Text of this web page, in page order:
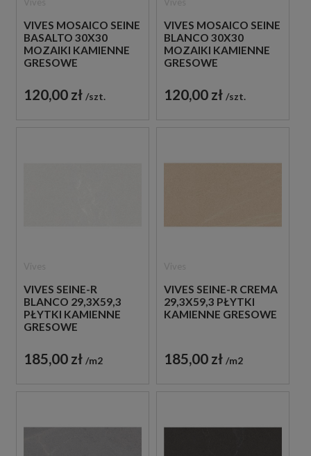
VIVES MOSAICO SEINE
BASALTO 30X30
MOZAIKI KAMIENNE
GRESOWE
120,00 zł szt.
VIVES MOSAICO SEINE
BLANCO 30X30
MOZAIKI KAMIENNE
GRESOWE
120,00 zł szt.
VIVES SEINE-R
BLANCO 29,3X59,3
PŁYTKI KAMIENNE
GRESOWE
185,00 zł m2
VIVES SEINE-R CREMA
29,3X59,3 PŁYTKI
KAMIENNE GRESOWE
185,00 zł m2